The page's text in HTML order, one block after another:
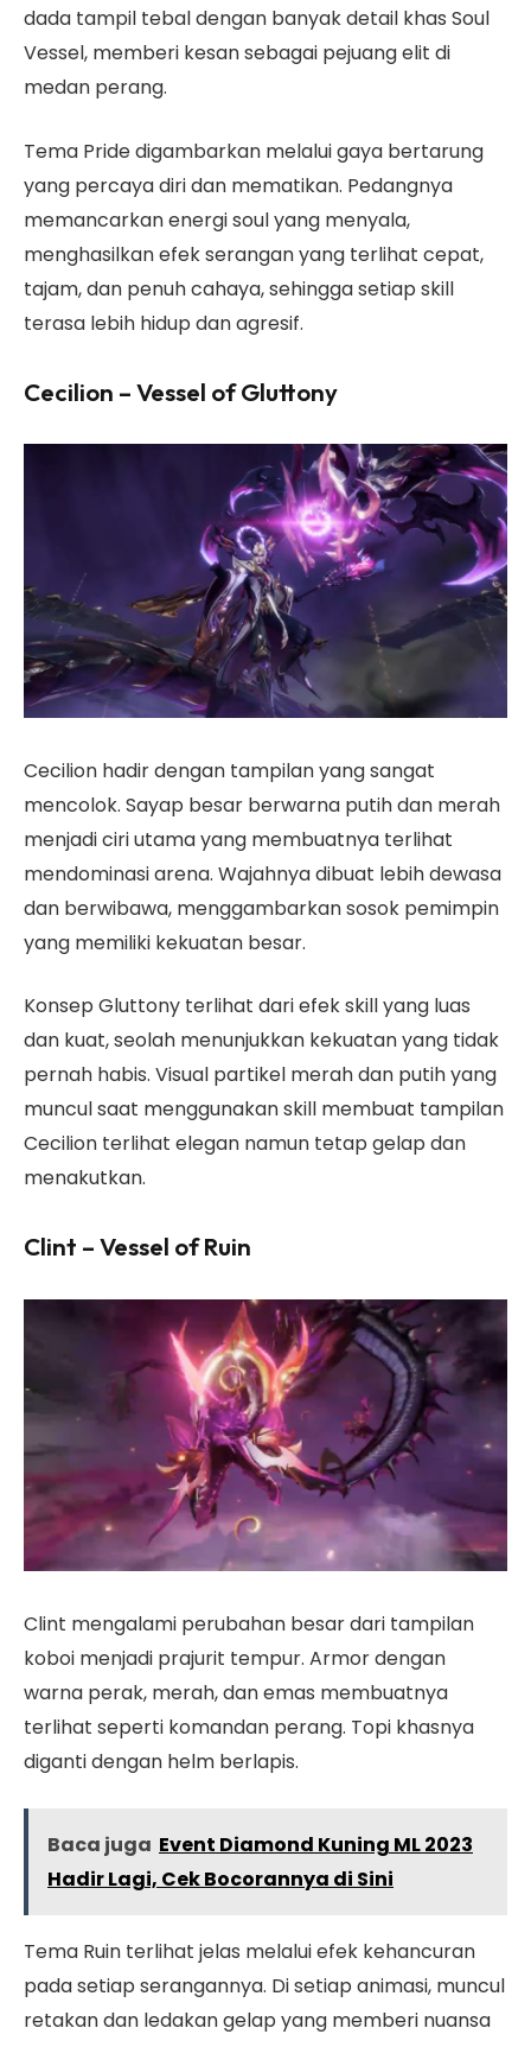
dada tampil tebal dengan banyak detail khas Soul
Vessel, memberi kesan sebagai pejuang elit di
medan perang.
Tema Pride digambarkan melalui gaya bertarung
yang percaya diri dan mematikan. Pedangnya
memancarkan energi soul yang menyala,
menghasilkan efek serangan yang terlihat cepat,
tajam, dan penuh cahaya, sehingga setiap skill
terasa lebih hidup dan agresif.
Cecilion – Vessel of Gluttony
Cecilion hadir dengan tampilan yang sangat
mencolok. Sayap besar berwarna putih dan merah
menjadi ciri utama yang membuatnya terlihat
mendominasi arena. Wajahnya dibuat lebih dewasa
dan berwibawa, menggambarkan sosok pemimpin
yang memiliki kekuatan besar.
Konsep Gluttony terlihat dari efek skill yang luas
dan kuat, seolah menunjukkan kekuatan yang tidak
pernah habis. Visual partikel merah dan putih yang
muncul saat menggunakan skill membuat tampilan
Cecilion terlihat elegan namun tetap gelap dan
menakutkan.
Clint – Vessel of Ruin
Clint mengalami perubahan besar dari tampilan
koboi menjadi prajurit tempur. Armor dengan
warna perak, merah, dan emas membuatnya
terlihat seperti komandan perang. Topi khasnya
diganti dengan helm berlapis.
Baca juga Event Diamond Kuning ML 2023
Hadir Lagi, Cek Bocorannya di Sini
Tema Ruin terlihat jelas melalui efek kehancuran
pada setiap serangannya. Di setiap animasi, muncul
retakan dan ledakan gelap yang memberi nuansa